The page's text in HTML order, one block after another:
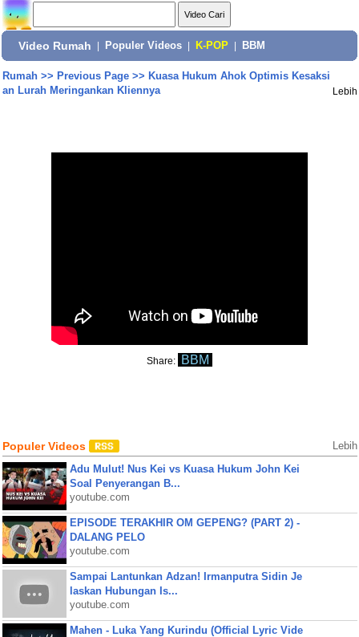
Video Rumah Populer Videos K-POP BBM
Rumah>> Previous Page>> Kuasa Hukum Ahok Optimis Kesaksi
an Lurah Meringankan Kliennya
Lebih
Share: BBM
Populer Videos Lebih
Adu Mulut! Nus Kei vs Kuasa Hukum John Kei
Soal Penyerangan B...
youtube.com
EPISODE TERAKHIR OM GEPENG? (PART 2) -
DALANG PELO
youtube.com
Sampai Lantunkan Adzan! Irmanputra Sidin Je
laskan Hubungan Is...
youtube.com
Mahen - Luka Yang Kurindu (Official Lyric Vide